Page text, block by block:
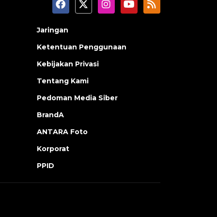
Jaringan
Ketentuan Penggunaan
Kebijakan Privasi
Tentang Kami
Pedoman Media Siber
BrandA
ANTARA Foto
Korporat
PPID